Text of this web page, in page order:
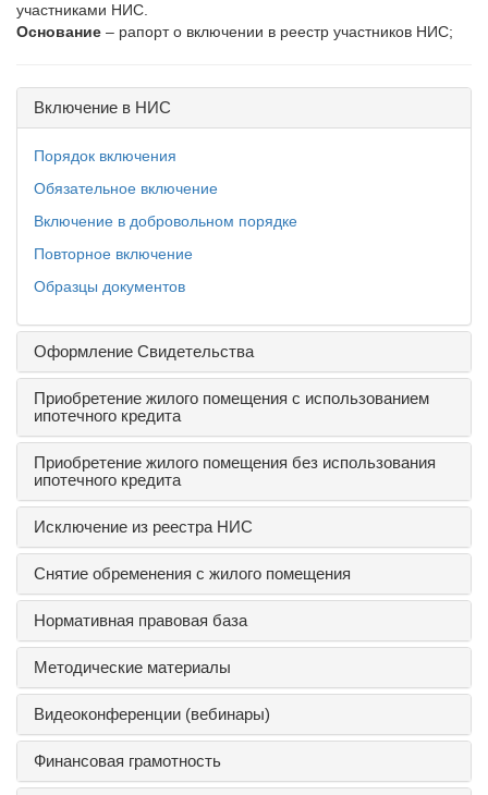
участниками НИС.
Основание – рапорт о включении в реестр участников НИС;
Включение в НИС
Порядок включения
Обязательное включение
Включение в добровольном порядке
Повторное включение
Образцы документов
Оформление Свидетельства
Приобретение жилого помещения с использованием
ипотечного кредита
Приобретение жилого помещения без использования
ипотечного кредита
Исключение из реестра НИС
Снятие обременения с жилого помещения
Нормативная правовая база
Методические материалы
Видеоконференции (вебинары)
Финансовая грамотность